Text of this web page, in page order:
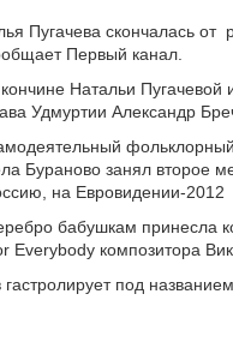
Пугачева скончалась от
Первый канал.
Натальи
Удмуртии Александр
фольклорный
Бураново занял второе
на Евровидении-2012
бабушкам принесла
Everybody композитора
под